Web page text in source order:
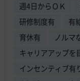
週4日からＯＫ
研修制度有
有
育休有
ノルマ
キャリアアップを
インセンティブ有